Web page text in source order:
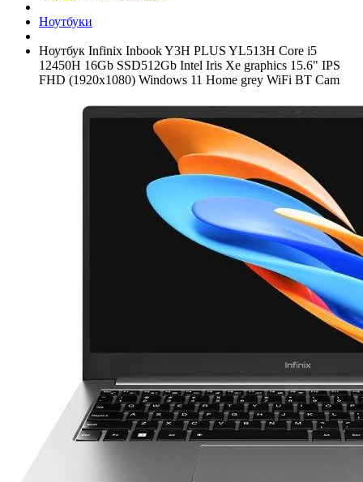
Ноутбуки
Ноутбук Infinix Inbook Y3H PLUS YL513H Core i5
12450H 16Gb SSD512Gb Intel Iris Xe graphics 15.6" IPS
FHD (1920x1080) Windows 11 Home grey WiFi BT Cam